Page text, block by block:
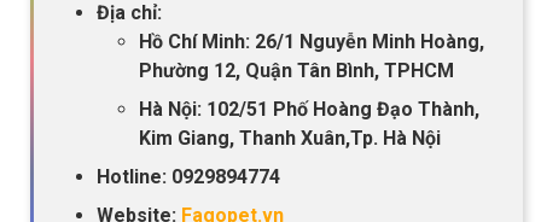
Địa chỉ:
Hồ Chí Minh: 26/1 Nguyễn Minh Hoàng,
Phường 12, Quận Tân Bình, TPHCM
Hà Nội: 102/51 Phố Hoàng Đạo Thành,
Kim Giang, Thanh Xuân,Tp. Hà Nội
Hotline: 0929894774
Website: Fagopet.vn